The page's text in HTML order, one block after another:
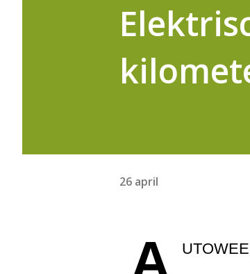
26 april
A